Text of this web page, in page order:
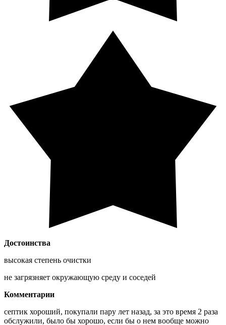
Достоинства
высокая степень очистки
не загрязняет окружающую среду и соседей
Комментарии
септик хороший, покупали пару лет назад, за это время 2 раза
обслужили, было бы хорошо, если бы о нем вообще можно